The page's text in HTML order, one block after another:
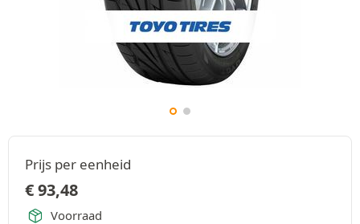
Prijs per eenheid
€93,48
Voorraad